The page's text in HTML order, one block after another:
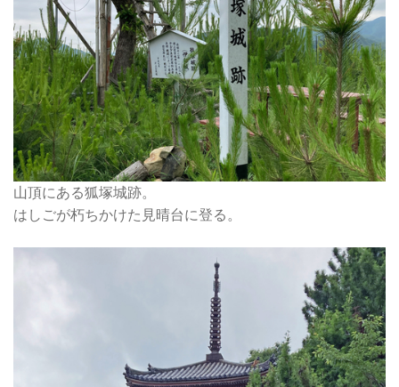
山頂にある狐塚城跡。
はしごが朽ちかけた見晴台に登る。